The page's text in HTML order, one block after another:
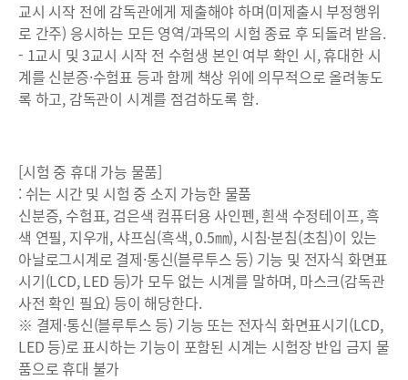
교시 시작 전에 감독관에게 제출해야 하며(미제출시 부정행위
로 간주) 응시하는 모든 영역/과목의 시험 종료 후 되돌려 받음.
- 1교시 및 3교시 시작 전 수험생 본인 여부 확인 시, 휴대한 시
계를 신분증·수험표 등과 함께 책상 위에 의무적으로 올려놓도
록 하고, 감독관이 시계를 점검하도록 함.
[시험 중 휴대 가능 물품]
: 쉬는 시간 및 시험 중 소지 가능한 물품
신분증, 수험표, 검은색 컴퓨터용 사인펜, 흰색 수정테이프, 흑
색 연필, 지우개, 샤프심(흑색, 0.5㎜), 시침·분침(초침)이 있는
아날로그시계로 결제·통신(블루투스 등) 기능 및 전자식 화면표
시기(LCD, LED 등)가 모두 없는 시계를 말하며, 마스크(감독관
사전 확인 필요) 등이 해당한다.
※ 결제·통신(블루투스 등) 기능 또는 전자식 화면표시기(LCD,
LED 등)로 표시하는 기능이 포함된 시계는 시험장 반입 금지 물
품으로 휴대 불가